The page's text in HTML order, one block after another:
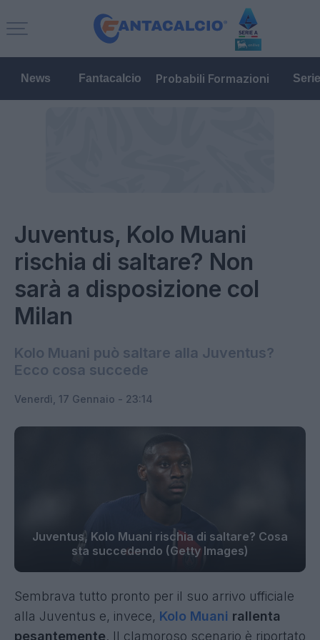
News Fantacalcio Probabili Formazioni
Juventus, Kolo Muani
rischia di saltare? Non
sarà a disposizione col
Milan
Kolo Muani può saltare alla Juventus?
Ecco cosa succede
Venerdì, 17 Gennaio - 23:14
Juventus, Kolo Muani rischia di saltare? Cosa
sta succedendo (Getty Images)
Sembrava tutto pronto per il suo arrivo ufficiale
alla Juventus e, invece, Kolo Muani rallenta
pesantemente. Il clamoroso scenario è riportato